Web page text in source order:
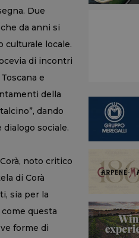
Due
da anni si
culturale locale.
di incontri
e
della
dando
sociale.
noto critico
di Corà
sia per la
questa
forme di